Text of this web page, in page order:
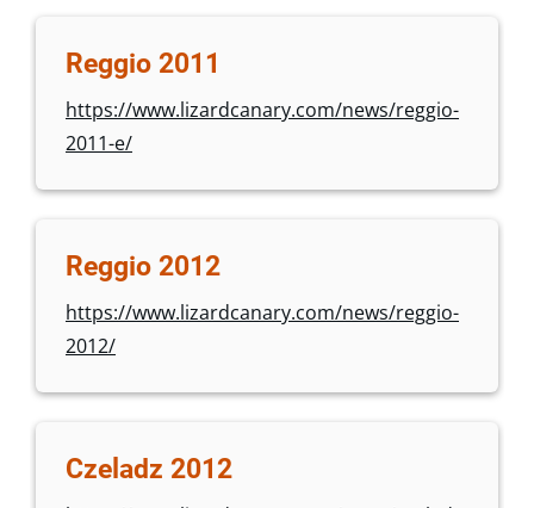
Reggio 2011
https://www.lizardcanary.com/news/reggio-
2011-e/
Reggio 2012
https://www.lizardcanary.com/news/reggio-
2012/
Czeladz 2012